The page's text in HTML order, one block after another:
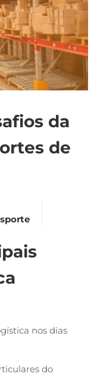
da
de
nos dias
do